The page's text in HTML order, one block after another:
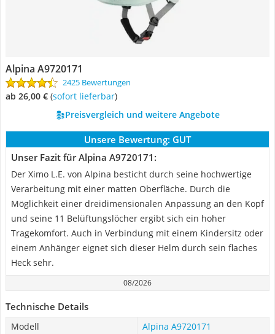
Alpina A9720171
2425 Bewertungen
ab 26,00 € ( Sofort lieferbar)
Preisvergleich und weitere Angebote
Unsere Bewertung: GUT
Unser Fazit für Alpina A9720171:
Der Ximo L.E. von Alpina besticht durch seine hochwertige
Verarbeitung mit einer matten Oberfläche. Durch die
Möglichkeit einer dreidimensionalen Anpassung an den Kopf
und seine 11 Belüftungslöcher ergibt sich ein hoher
Tragekomfort. Auch in Verbindung mit einem Kindersitz oder
einem Anhänger eignet sich dieser Helm durch sein flaches
Heck sehr.
08/2026
Technische Details
Modell
Alpina A9720171